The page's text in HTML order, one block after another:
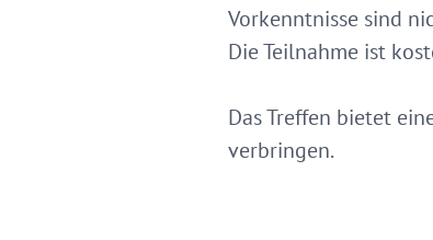
Vorkenntnisse sind
Die Teilnahme ist
Das Treffen bietet
verbringen.